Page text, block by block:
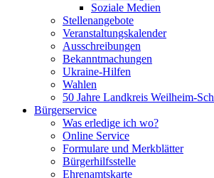
Soziale Medien
Stellenangebote
Veranstaltungskalender
Ausschreibungen
Bekanntmachungen
Ukraine-Hilfen
Wahlen
50 Jahre Landkreis Weilheim-
Bürgerservice
Was erledige ich wo?
Online Service
Formulare und Merkblätter
Bürgerhilfsstelle
Ehrenamtskarte